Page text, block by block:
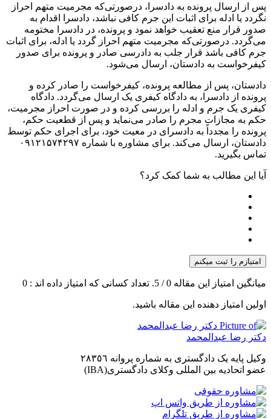
پس از ارسال پرونده به دادسرا، درصورتی‌که مجرمیت متهم احراز
نگردد یا ادله برای اثبات این جرم کافی نباشد، دادسرا اقدام به
صدور قرار منع تعقیب خواهد نمود و پرونده، در دادسرا مختومه
می‌گردد. درصورتی‌که مجرمیت متهم احراز گردد یا ادله، برای اثبات
جرم کافی باشد قرار جلب به دادرسی صادر و پرونده برای صدور
کیفرخواست به دادستان، ارسال می‌شود.
دادستان، پس از مطالعه پرونده، کیفرخواست را صادر کرده و
پرونده از دادسرا، به دادگاه کیفری یک ارسال می‌گردد. دادگاه
کیفری یک جرم و ادله را بررسی کرده و در صورت احراز مجرمیت،
حکم به مجازات مجرم را صادر می‌نماید و پس از قطعیت حکم،
پرونده را مجدداً به دادسرای در معیت خود، برای اجرای حکم توسط
دادستان، ارسال می‌کند. برای مشاوره با شماره ۰۹۱۲۱۵۷۴۲۹۷
تماس بگیرید.
آیا این مطالب به شما کمک کرد؟
امتیازم را ثبت میکنم
میانگین امتیاز این مقاله 0/ 5. تعداد کسانی که امتیاز داده اند : 0
اولین امتیاز دهنده این مقاله باشید.
دکتر رضا عبدالمحمد
وکیل پایه یک دادگستری به شماره پروانه ٢٨٣٥٦
عضو اتحادیه بین المللی وکلای دادگستری(IBA)